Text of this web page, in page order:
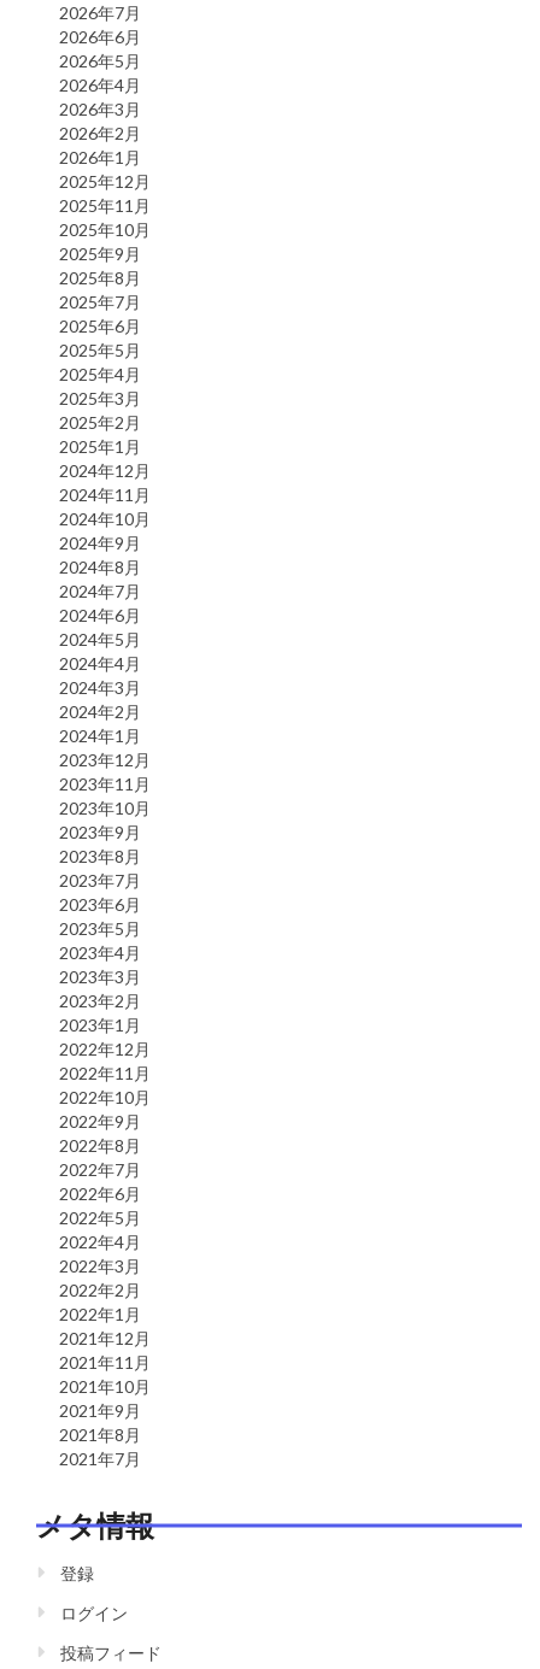
2026年7月
2026年6月
2026年5月
2026年4月
2026年3月
2026年2月
2026年1月
2025年12月
2025年11月
2025年10月
2025年9月
2025年8月
2025年7月
2025年6月
2025年5月
2025年4月
2025年3月
2025年2月
2025年1月
2024年12月
2024年11月
2024年10月
2024年9月
2024年8月
2024年7月
2024年6月
2024年5月
2024年4月
2024年3月
2024年2月
2024年1月
2023年12月
2023年11月
2023年10月
2023年9月
2023年8月
2023年7月
2023年6月
2023年5月
2023年4月
2023年3月
2023年2月
2023年1月
2022年12月
2022年11月
2022年10月
2022年9月
2022年8月
2022年7月
2022年6月
2022年5月
2022年4月
2022年3月
2022年2月
2022年1月
2021年12月
2021年11月
2021年10月
2021年9月
2021年8月
2021年7月
メタ情報
登録
ログイン
投稿フィード